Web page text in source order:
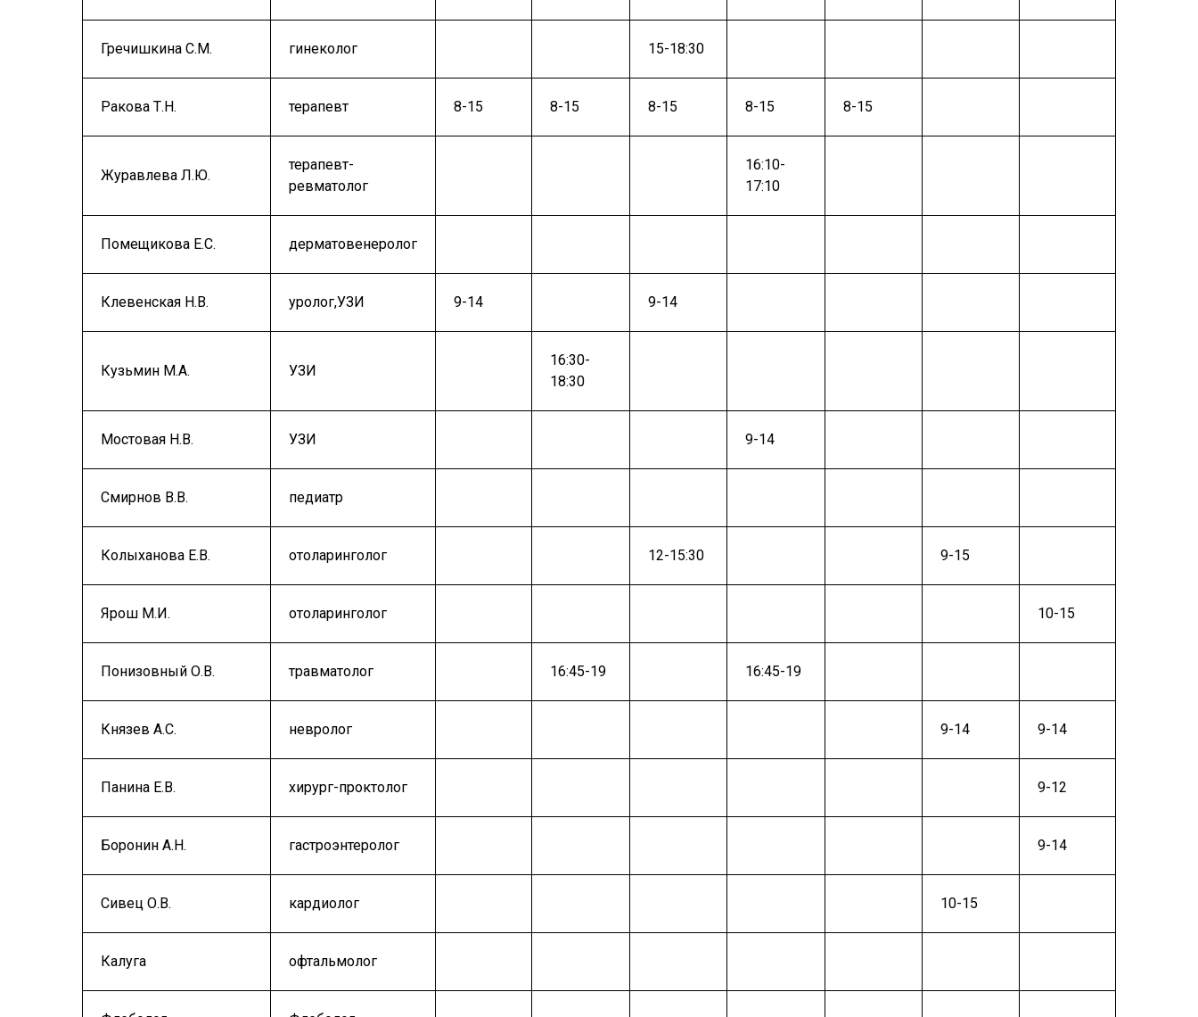
Гречишкина С.М. гинеколог 15-18:30
Ракова Т.Н. терапевт 8-15 8-15 8-15 8-15 8-15
Журавлева Л.Ю.
терапевт-
ревматолог
16:10-
17:10
Помещикова Е.С. дерматовенеролог
Клевенская Н.В. уролог,УЗИ 9-14 9-14
Кузьмин М.А. УЗИ
16:30-
18:30
Мостовая Н.В. УЗИ 9-14
Смирнов В.В. педиатр
Колыханова Е.В. отоларинголог 12-15:30 9-15
Ярош М.И. отоларинголог 10-15
Понизовный О.В. травматолог 16:45-19 16:45-19
Князев А.С. невролог 9-14 9-14
Панина Е.В. хирург-проктолог 9-12
Боронин А.Н. гастроэнтеролог 9-14
Сивец О.В. кардиолог 10-15
Калуга офтальмолог